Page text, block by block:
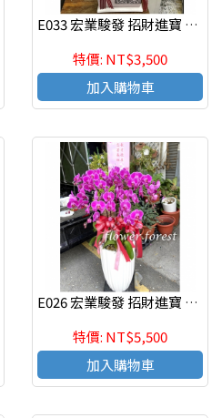
E033 宏業駿發 招財進寶 蘭花組合盆栽 喬遷之喜 榮陞誌喜盆栽
特價: NT$3,500
加入購物車
E026 宏業駿發 招財進寶 蘭花組合盆栽 喬遷之喜 榮陞誌喜盆栽
特價: NT$5,500
加入購物車